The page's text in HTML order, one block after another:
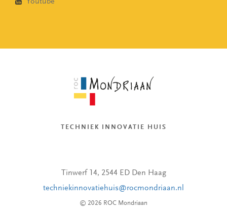
Youtube
TECHNIEK INNOVATIE HUIS
Tinwerf 14, 2544 ED Den Haag
techniekinnovatiehuis@rocmondriaan.nl
© 2026 ROC Mondriaan